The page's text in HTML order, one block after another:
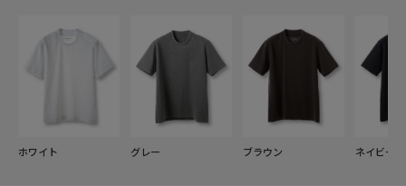
ホワイト グレー ブラウン ネイビー